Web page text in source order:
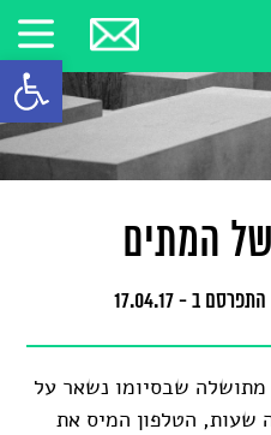
פתח
המתים
התפרסם ב - 17.04.17
שבסיומו נשאר על
שעות, הטלפון המיס את